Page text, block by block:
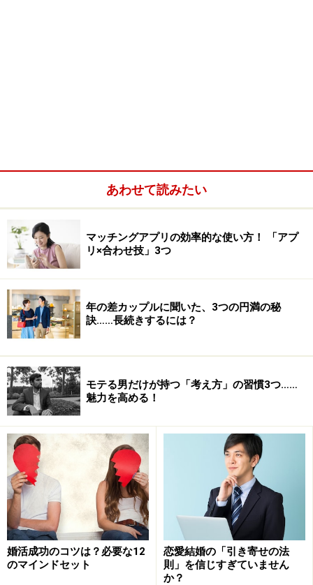
あわせて読みたい
マッチングアプリの効率的な使い方！ 「アプ
リ×合わせ技」3つ
年の差カップルに聞いた、3つの円満の秘
訣……長続きするには？
モテる男だけが持つ「考え方」の習慣3つ……
魅力を高める！
婚活成功のコツは？必要な12
のマインドセット
恋愛結婚の「引き寄せの法
則」を信じすぎていません
か？